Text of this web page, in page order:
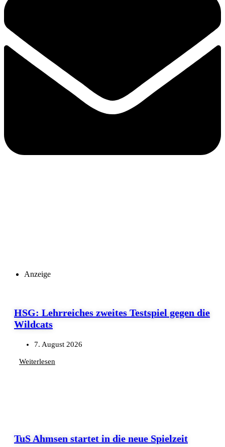
Anzeige
HSG: Lehrreiches zweites Testspiel gegen die
Wildcats
7. August 2026
Weiterlesen
TuS Ahmsen startet in die neue Spielzeit